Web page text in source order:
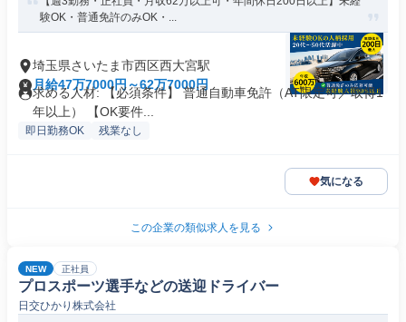
験OK・普通免許のみOK・...
埼玉県さいたま市西区西大宮駅
月給47万7000円～62万7000円
求める人材: 【必須条件】 普通自動車免許（AT限定可／取得1
年以上） 【OK要件...
即日勤務OK 残業なし
気になる
この企業の類似求人を見る
NEW 正社員
プロスポーツ選手などの送迎ドライバー
日交ひかり株式会社